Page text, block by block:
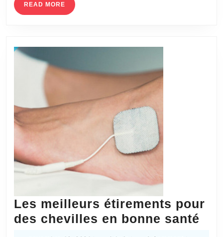
READ MORE READ
MORE
Les meilleurs étirements pour
des chevilles en bonne santé